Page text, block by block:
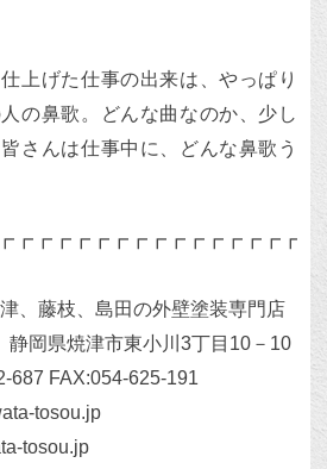
上げた仕事の出来は、やっぱり
の鼻歌。どんな曲なのか、少し
さんは仕事中に、どんな鼻歌う
藤枝、島田の外壁塗装専門店
県焼津市東小川3丁目10－10
FAX:054-625-191
tosou.jp
tosou.jp